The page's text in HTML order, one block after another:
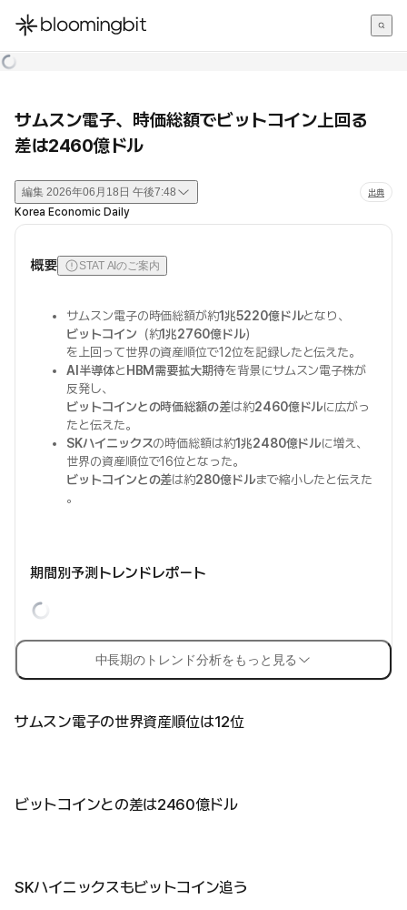
한국어
サムスン電子、時価総額でビットコイン上回る
差は2460億ドル
編集 2026年06月18日 午後7:48 出典
Korea Economic Daily
概要 STAT AIのご案内
サムスン電子の時価総額が約1兆5220億ドルとなり、
ビットコイン （約1兆2760億ドル）
を上回って世界の資産順位で12位を記録したと伝えた。
AI半導体と HBM需要拡大期待を背景にサムスン電子株が
反発し、
ビットコインとの時価総額の差は約2460億ドルに広がっ
たと伝えた。
SKハイニックスの時価総額は約1兆2480億ドルに増え、
世界の資産順位で16位となった。
ビットコインとの差は約280億ドルまで縮小したと伝えた
。
期間別予測トレンドレポート
中長期のトレンド分析をもっと見る
サムスン電子の世界資産順位は12位
ビットコインとの差は2460億ドル
SKハイニックスもビットコイン追う